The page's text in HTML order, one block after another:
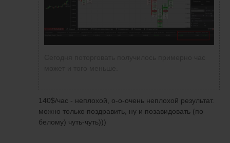
140$/час - неплохой, о-о-очень неплохой результат.
можно только поздравить, ну и позавидовать (по
белому) чуть-чуть)))